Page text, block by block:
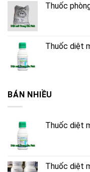
Thuốc
Thuốc diệt
BÁN NHIỀU
Thuốc diệt
Thuốc diệt